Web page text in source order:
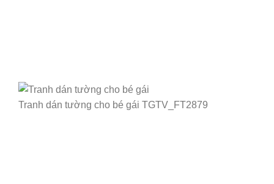
Tranh dán tường cho bé gái TGTV_FT2879